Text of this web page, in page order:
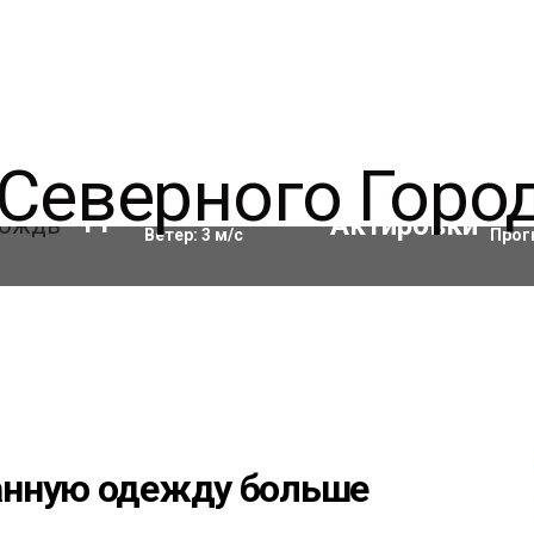
11°C Влажность:98%
Ветер: 3 м/с
одежду больше